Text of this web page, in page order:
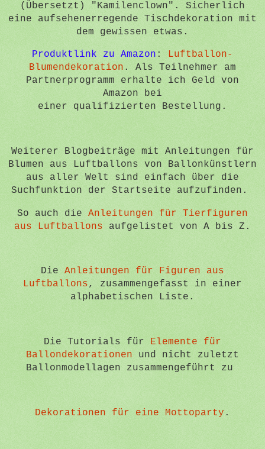
(Übersetzt) "Kamilenclown". Sicherlich
eine aufsehenerregende Tischdekoration mit
dem gewissen etwas.
Produktlink zu Amazon : Luftballon-
Blumendekoration . Als Teilnehmer am
Partnerprogramm erhalte ich Geld von
Amazon bei
einer qualifizierten Bestellung.
Weiterer Blogbeiträge mit Anleitungen für
Blumen aus Luftballons von Ballonkünstlern
aus aller Welt sind einfach über die
Suchfunktion der Startseite aufzufinden.
So auch die Anleitungen für Tierfiguren
aus Luftballons aufgelistet von A bis Z.
Die Anleitungen für Figuren aus
Luftballons, zusammengefasst in einer
alphabetischen Liste.
Die Tutorials für Elemente für
Ballondekorationen und nicht zuletzt
Ballonmodellagen zusammengeführt zu
Dekorationen für eine Mottoparty .